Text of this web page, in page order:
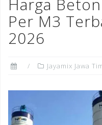
Harga
Per M3
2026
Jayamix Jawa